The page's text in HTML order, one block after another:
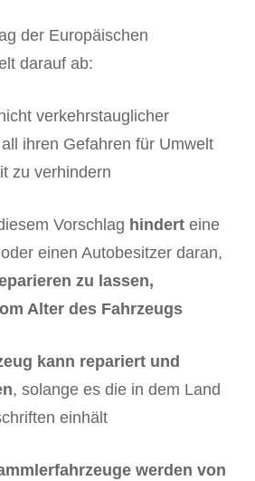
der Europäischen
darauf ab:
verkehrstauglicher
ihren Gefahren für Umwelt
zu verhindern
Vorschlag hinderteine
einen Autobesitzer daran,
zu lassen,
Alter des Fahrzeugs
kann repariert und
, solange es die in dem Land
einhält
werden von